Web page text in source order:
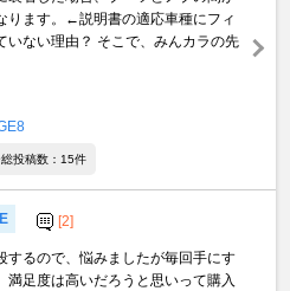
ります。←説明書の適応車種にフィ
いない理由？ そこで、みんカラの先
投稿数：15件
[2]
するので、悩みましたが毎回手にす
満足度は高いだろうと思いって購入